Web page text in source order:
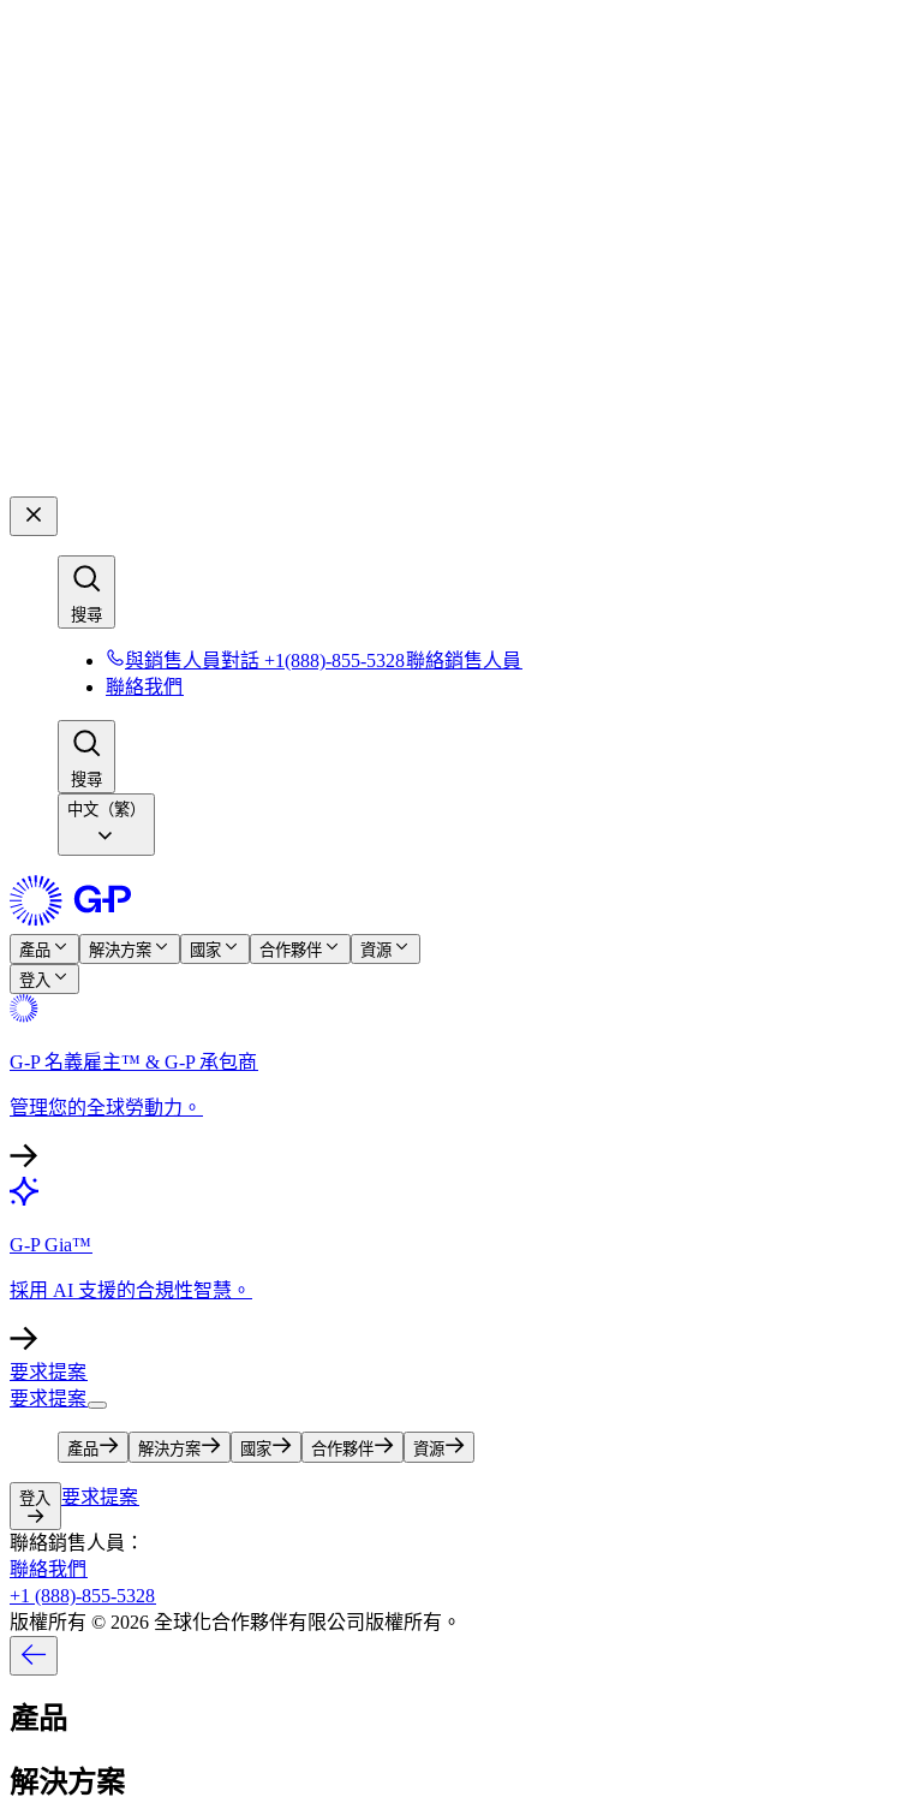
搜尋​​
與銷售人員對話 +1(888)-855-5328​​聯絡銷售人員​​
聯絡我們​​
搜尋​​
中文（繁）
產品​​ 解決方案​​ 國家​​ 合作夥伴​​
資源​​
登入​​
G-P 名義雇主™ & G-P 承包商​​
管理您的全球勞動力。​​
G-P Gia™​​
採用 AI 支援的合規性智慧。​​
要求提案​​
要求提案​​
產品​​ 解決方案​​ 國家​​ 合作夥伴​​ 資源​​
登入​​ 要求提案​​
聯絡銷售人員：​​
聯絡我們​​
+1 (888)-855-5328​​
版權所有 © 2026 全球化合作夥伴有限公司版權所有。​​
產品​​
解決方案​​